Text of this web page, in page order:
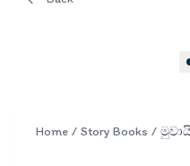
Home / Story Books /